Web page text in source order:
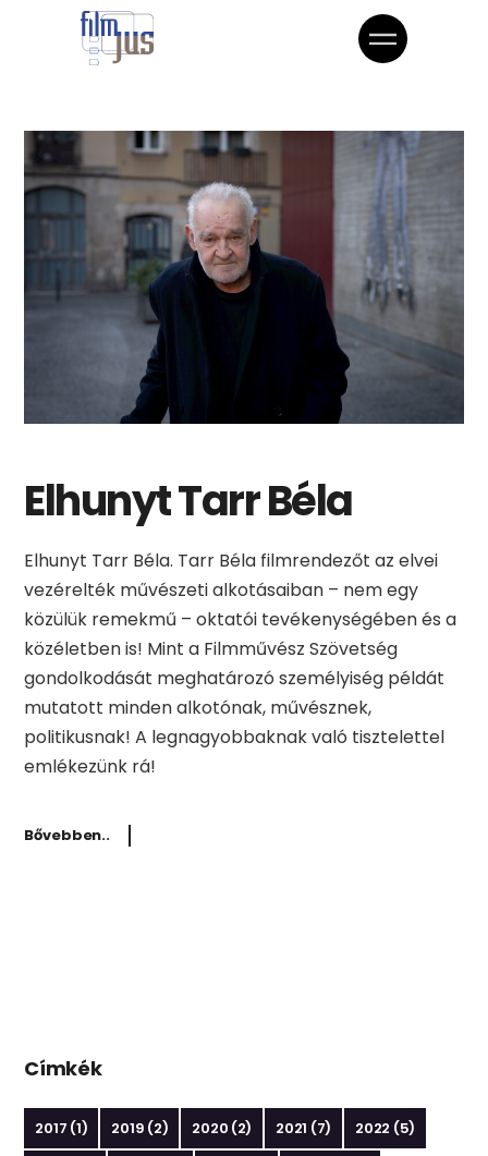
Elhunyt Tarr Béla
Elhunyt Tarr Béla. Tarr Béla filmrendezőt az elvei
vezérelték művészeti alkotásaiban – nem egy
közülük remekmű – oktatói tevékenységében és a
közéletben is! Mint a Filmművész Szövetség
gondolkodását meghatározó személyiség példát
mutatott minden alkotónak, művésznek,
politikusnak! A legnagyobbaknak való tisztelettel
emlékezünk rá!
Bővebben..
Címkék
2017 (1) 2019 (2) 2020 (2) 2021 (7) 2022 (5)